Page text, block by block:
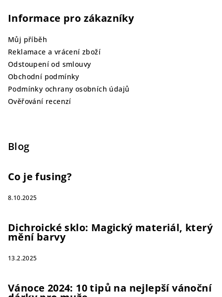
Informace pro zákazníky
Můj příběh
Reklamace a vrácení zboží
Odstoupení od smlouvy
Obchodní podmínky
Podmínky ochrany osobních údajů
Ověřování recenzí
Blog
Co je fusing?
8.10.2025
Dichroické sklo: Magický materiál, který
mění barvy
13.2.2025
Vánoce 2024: 10 tipů na nejlepší vánoční